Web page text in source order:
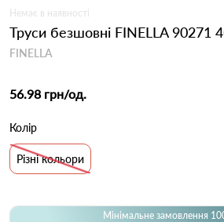
Немає в наявності
Труси безшовні FINELLA 90271
FINELLA
56.98 грн/од.
Колір
Різні кольори
Мінімальне замовлення